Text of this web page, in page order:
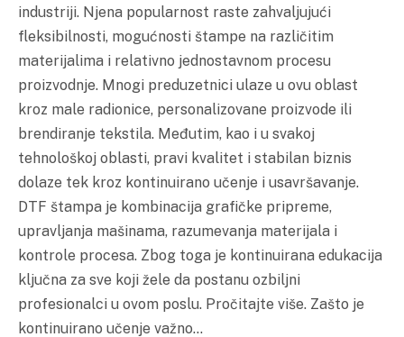
industriji. Njena popularnost raste zahvaljujući
fleksibilnosti, mogućnosti štampe na različitim
materijalima i relativno jednostavnom procesu
proizvodnje. Mnogi preduzetnici ulaze u ovu oblast
kroz male radionice, personalizovane proizvode ili
brendiranje tekstila. Međutim, kao i u svakoj
tehnološkoj oblasti, pravi kvalitet i stabilan biznis
dolaze tek kroz kontinuirano učenje i usavršavanje.
DTF štampa je kombinacija grafičke pripreme,
upravljanja mašinama, razumevanja materijala i
kontrole procesa. Zbog toga je kontinuirana edukacija
ključna za sve koji žele da postanu ozbiljni
profesionalci u ovom poslu. Pročitajte više. Zašto je
kontinuirano učenje važno…